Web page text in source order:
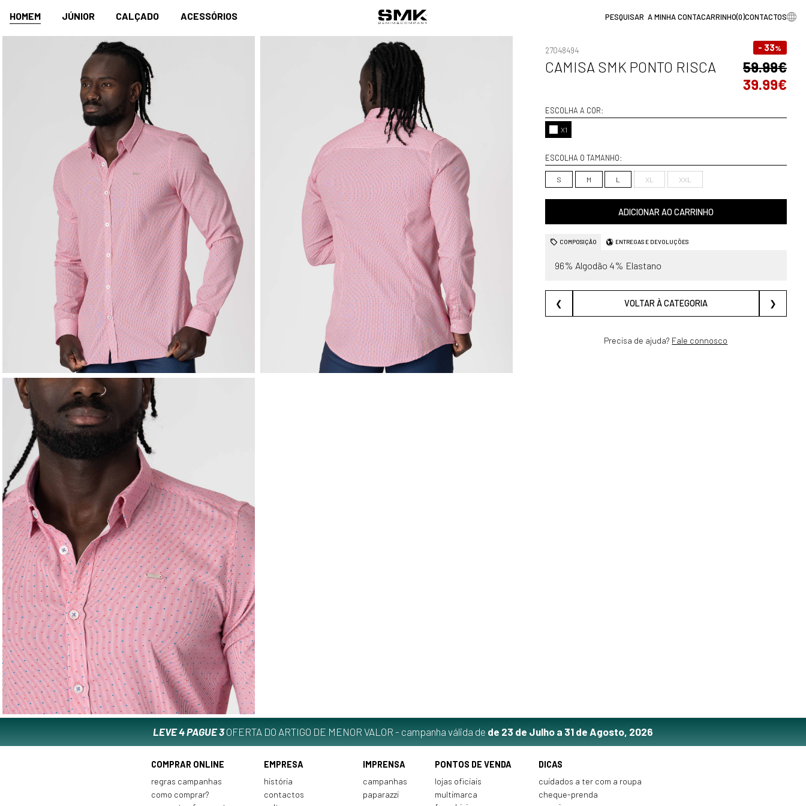
HOMEM JÚNIOR CALÇADO ACESSÓRIOS A MINHA CONTACARRINHO(0)CONTACTOS
- 33%
27048494
CAMISA SMK PONTO RISCA
59.99€
39.99€
ESCOLHA A COR:
X1
ESCOLHA O TAMANHO:
S M L XL XXL
ADICIONAR AO CARRINHO
COMPOSIÇÃO ENTREGAS E DEVOLUÇÕES
96% Algodão 4% Elastano
❮ VOLTAR À CATEGORIA ❯
Precisa de ajuda? Fale connosco
LEVE 4 PAGUE 3OFERTA DO ARTIGO DE MENOR VALOR - campanha válida de de 23 de Julho a 31 de Agosto, 2026
COMPRAR ONLINE
regras campanhas
como comprar?
EMPRESA
história
contactos
IMPRENSA
campanhas
paparazzi
PONTOS DE VENDA
lojas oficiais
multimarca
DICAS
cuidados a ter com a roupa
cheque-prenda